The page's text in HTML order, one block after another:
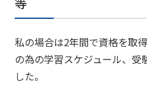
私の場合は2年間で資格を取
の為の学習スケジュール、受
した。